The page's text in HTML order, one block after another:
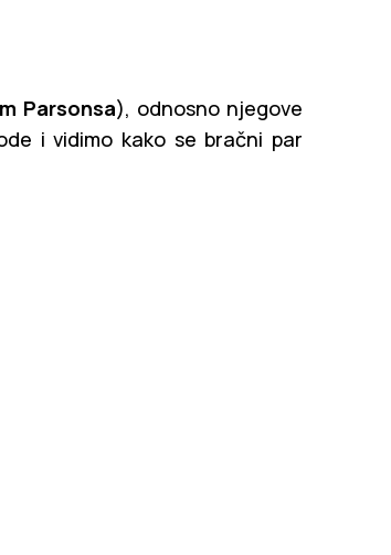
Parsonsa), odnosno njegove
i vidimo kako se bračni par